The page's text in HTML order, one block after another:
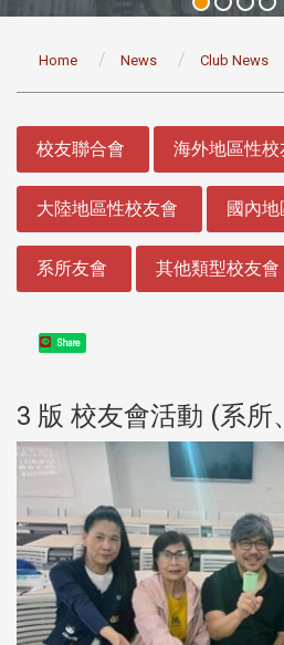
Home News Club News
校友聯合會 海外地區性校
大陸地區性校友會 國內
系所友會 其他類型校友會
Share
3 版 校友會活動 (系所